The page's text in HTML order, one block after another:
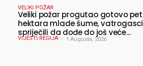
VELIKI POŽAR
Veliki požar progutao gotovo pet
hektara mlade šume, vatrogasci
spriječili da dođe do još veće
katastrofe
VIJESTI REGIJA 1 Augusta, 2026